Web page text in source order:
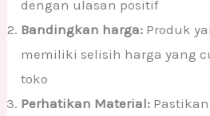
dengan ulasan positif
Bandingkan harga: Produk
memiliki selisih harga yang
toko
Perhatikan Material: